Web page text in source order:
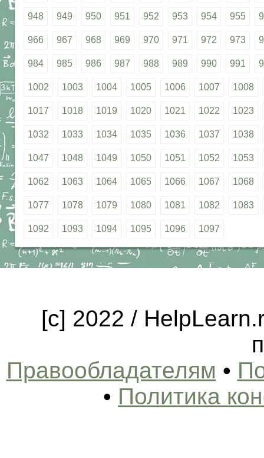
948 949 950 951 952 953 954 955
966 967 968 969 970 971 972 973
984 985 986 987 988 989 990 991
1002 1003 1004 1005 1006 1007 1008
1017 1018 1019 1020 1021 1022 1023
1032 1033 1034 1035 1036 1037 1038
1047 1048 1049 1050 1051 1052 1053
1062 1063 1064 1065 1066 1067 1068
1077 1078 1079 1080 1081 1082 1083
1092 1093 1094 1095 1096 1097
[c] 2022 /
Правообладателям •
• Политика